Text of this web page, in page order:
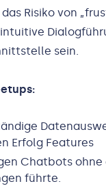
Risiko von
sein.
Erfolg Features
Chatbots
führte.